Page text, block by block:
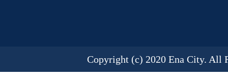
Copyright (c) 2020 Ena City. All